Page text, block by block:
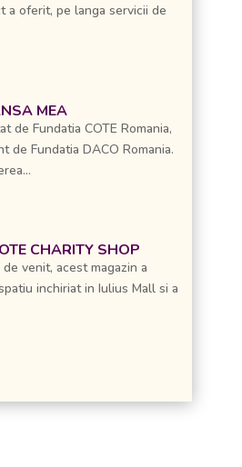
a oferit, pe langa servicii de
MEA
de Fundatia COTE Romania,
de Fundatia DACO Romania.
CHARITY SHOP
venit, acest magazin a
inchiriat in Iulius Mall si a